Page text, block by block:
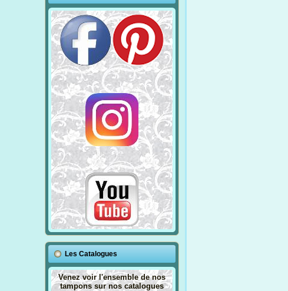
Les Catalogues
Venez voir l'ensemble de nos
tampons sur nos catalogues